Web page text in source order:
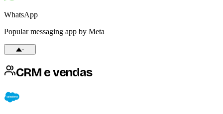
WhatsApp
Popular messaging app by Meta
-
CRM e vendas